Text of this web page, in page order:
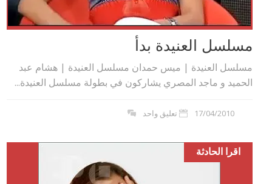
مسلسل العنيدة بدأ
مسلسل العنيدة | ميس حمدان مسلسل العنيدة | هشام عبد
الحميد و ماجد المصري يشاركون في بطولة مسلسل العنيدة...
17/04/2010 تعليق واحد
اقرا الحادثة